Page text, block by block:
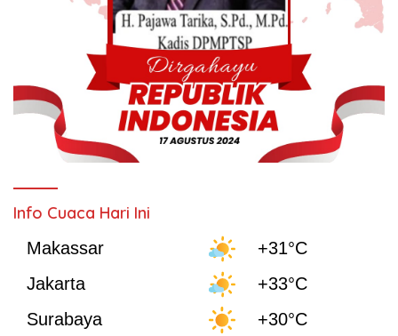
Info Cuaca Hari Ini
Makassar
+31°C
Jakarta
+33°C
Surabaya
+30°C